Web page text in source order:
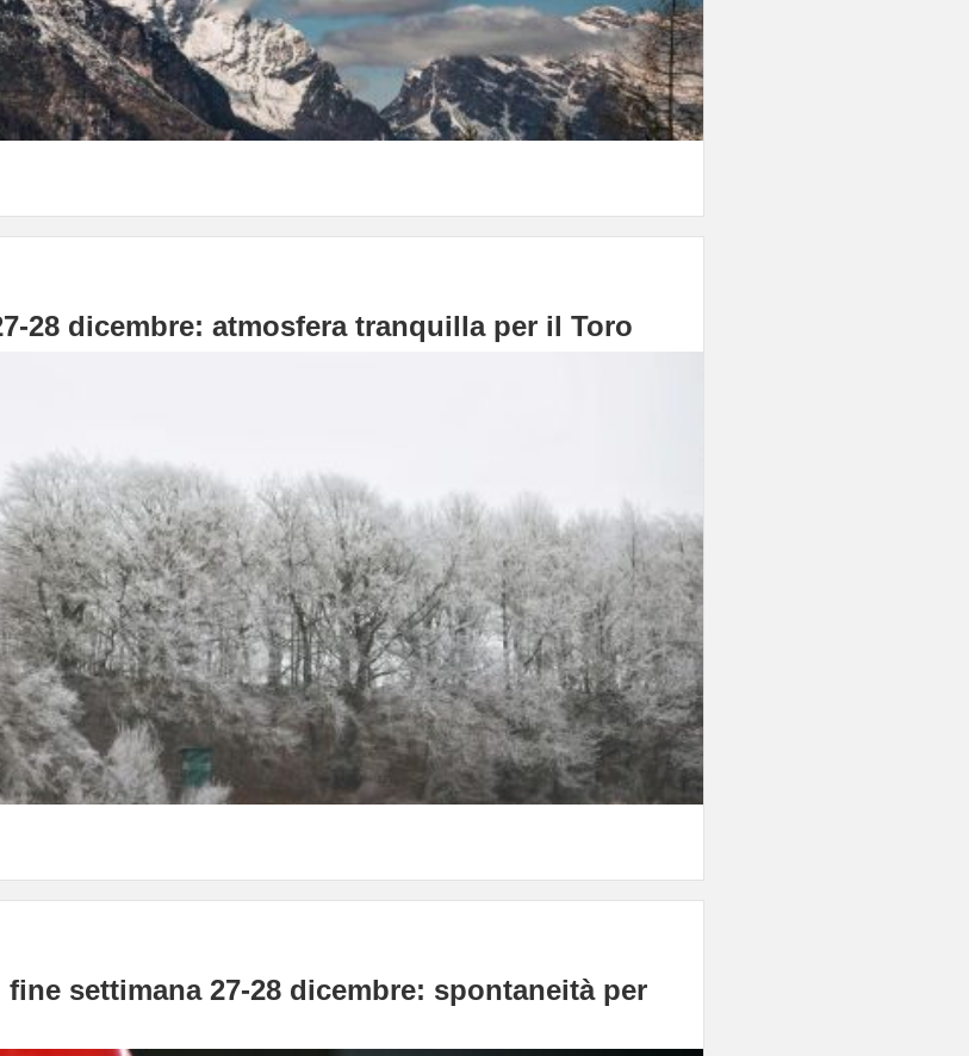
28 dicembre: atmosfera tranquilla per il Toro
settimana 27-28 dicembre: spontaneità per